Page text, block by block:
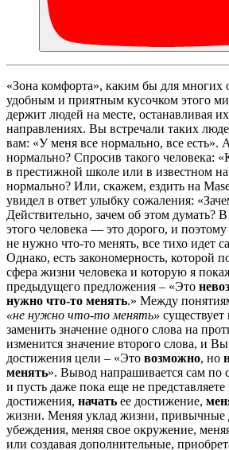
«Зона комфорта», каким бы для
удобным и приятным кусочком этого
держит людей на месте, останавливая
направлениях. Вы встречали таких
вам: «У меня все нормально, все есть».
нормально? Спросив такого человека:
в престижной школе или в известном
нормально? Или, скажем, ездить на
увидел в ответ улыбку сожаления:
Действительно, зачем об этом думать?
этого человека — это дорого, и
не нужно что-то менять, все тихо идет
Однако, есть закономерность, которой
сфера жизни человека и которую я
предыдущего предложения – «Это
нужно что-то менять.» Между
«не нужно что-то менять» существует
заменить значение одного слова на
изменится значение второго слова, и
достижения цели – «Это возможно, но
менять». Вывод напрашивается сам по
и пусть даже пока еще не
достижения, начать ее достижение,
жизни. Меняя уклад жизни, привычные
убеждения, меняя свое окружение,
или создавая дополнительные,